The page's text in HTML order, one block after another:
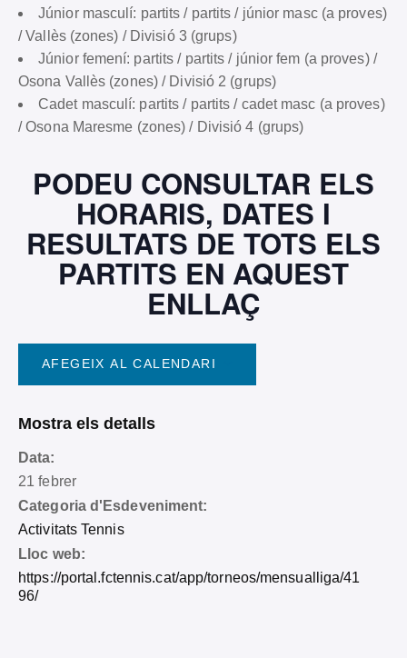
Júnior masculí: partits / partits / júnior masc (a proves)
/ Vallès (zones) / Divisió 3 (grups)
Júnior femení: partits / partits / júnior fem (a proves) /
Osona Vallès (zones) / Divisió 2 (grups)
Cadet masculí: partits / partits / cadet masc (a proves)
/ Osona Maresme (zones) / Divisió 4 (grups)
PODEU CONSULTAR ELS
HORARIS, DATES I
RESULTATS DE TOTS ELS
PARTITS EN AQUEST
ENLLAÇ
AFEGEIX AL CALENDARI
Mostra els detalls
Data:
21 febrer
Categoria d'Esdeveniment:
Activitats Tennis
Lloc web:
https://portal.fctennis.cat/app/torneos/mensualliga/41
96/